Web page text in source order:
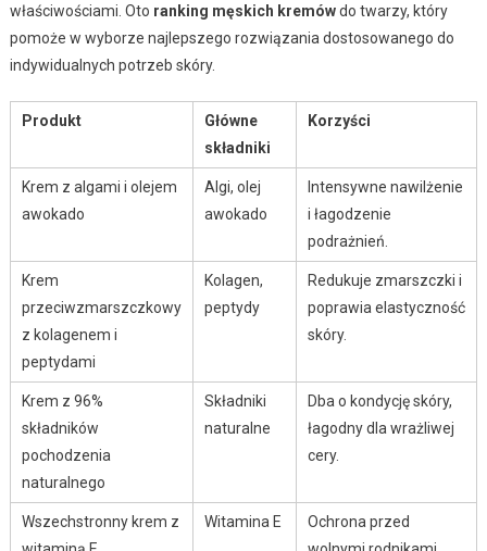
właściwościami. Oto ranking męskich kremówdo twarzy, który
pomoże w wyborze najlepszego rozwiązania dostosowanego do
indywidualnych potrzeb skóry.
Produkt
Główne
składniki
Korzyści
Krem z algami i olejem
awokado
Algi, olej
awokado
Intensywne nawilżenie
i łagodzenie
podrażnień.
Krem
przeciwzmarszczkowy
z kolagenem i
peptydami
Kolagen,
peptydy
Redukuje zmarszczki i
poprawia elastyczność
skóry.
Krem z 96%
składników
pochodzenia
naturalnego
Składniki
naturalne
Dba o kondycję skóry,
łagodny dla wrażliwej
cery.
Wszechstronny krem z
Witamina E
Ochrona przed